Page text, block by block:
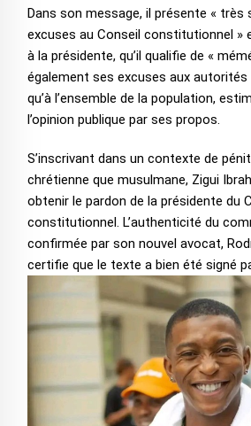
‎Dans son message, il présente « très
excuses au Conseil constitutionnel »
à la présidente, qu’il qualifie de «
également ses excuses aux autorités
qu’à l’ensemble de la population,
l’opinion publique par ses propos.
‎S’inscrivant dans un contexte de
chrétienne que musulmane, Zigui
obtenir le pardon de la présidente du
constitutionnel. L’authenticité du
confirmée par son nouvel avocat,
certifie que le texte a bien été signé